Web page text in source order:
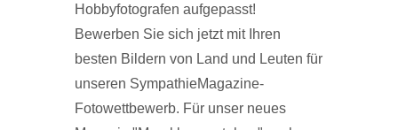
Hobbyfotografen aufgepasst!
Bewerben Sie sich jetzt mit Ihren
besten Bildern von Land und Leuten für
unseren SympathieMagazine-
Fotowettbewerb. Für unser neues